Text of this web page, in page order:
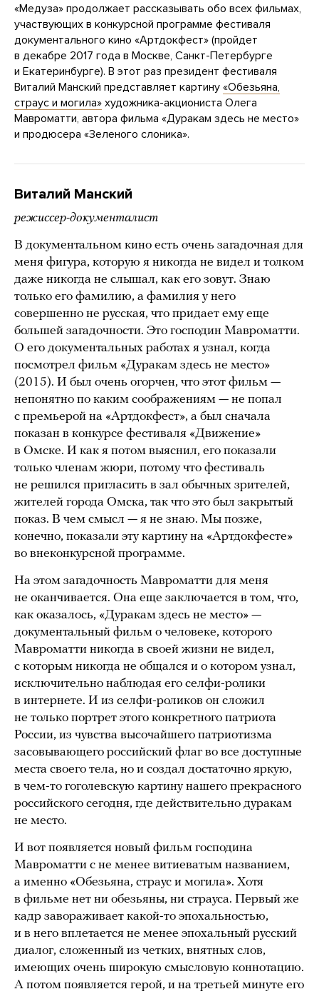
«Медуза» продолжает рассказывать обо всех фильмах,
участвующих в конкурсной программе фестиваля
документального кино «Артдокфест» (пройдет
в декабре 2017 года в Москве, Санкт-Петербурге
и Екатеринбурге). В этот раз президент фестиваля
Виталий Манский представляет картину «Обезьяна,
страус и могила» художника-акциониста Олега
Мавроматти, автора фильма «Дуракам здесь не место»
и продюсера «Зеленого слоника».
Виталий Манский
режиссер-документалист
В документальном кино есть очень загадочная для
меня фигура, которую я никогда не видел и толком
даже никогда не слышал, как его зовут. Знаю
только его фамилию, а фамилия у него
совершенно не русская, что придает ему еще
большей загадочности. Это господин Мавроматти.
О его документальных работах я узнал, когда
посмотрел фильм «Дуракам здесь не место»
(2015). И был очень огорчен, что этот фильм —
непонятно по каким соображениям — не попал
с премьерой на «Артдокфест», а был сначала
показан в конкурсе фестиваля «Движение»
в Омске. И как я потом выяснил, его показали
только членам жюри, потому что фестиваль
не решился пригласить в зал обычных зрителей,
жителей города Омска, так что это был закрытый
показ. В чем смысл — я не знаю. Мы позже,
конечно, показали эту картину на «Артдокфесте»
во внеконкурсной программе.
На этом загадочность Мавроматти для меня
не оканчивается. Она еще заключается в том, что,
как оказалось, «Дуракам здесь не место» —
документальный фильм о человеке, которого
Мавроматти никогда в своей жизни не видел,
с которым никогда не общался и о котором узнал,
исключительно наблюдая его селфи-ролики
в интернете. И из селфи-роликов он сложил
не только портрет этого конкретного патриота
России, из чувства высочайшего патриотизма
засовывающего российский флаг во все доступные
места своего тела, но и создал достаточно яркую,
в чем-то гоголевскую картину нашего прекрасного
российского сегодня, где действительно дуракам
не место.
И вот появляется новый фильм господина
Мавроматти с не менее витиеватым названием,
а именно «Обезьяна, страус и могила». Хотя
в фильме нет ни обезьяны, ни страуса. Первый же
кадр завораживает какой-то эпохальностью,
и в него вплетается не менее эпохальный русский
диалог, сложенный из четких, внятных слов,
имеющих очень широкую смысловую коннотацию.
А потом появляется герой, и на третьей минуте его